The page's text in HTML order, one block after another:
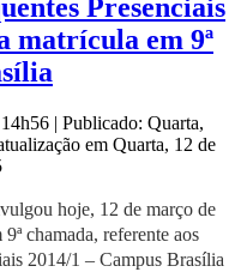
Presenciais
matrícula em 9ª
| Publicado: Quarta,
em Quarta, 12 de
hoje, 12 de março de
9ª chamada, referente aos
2014/1 – Campus Brasília